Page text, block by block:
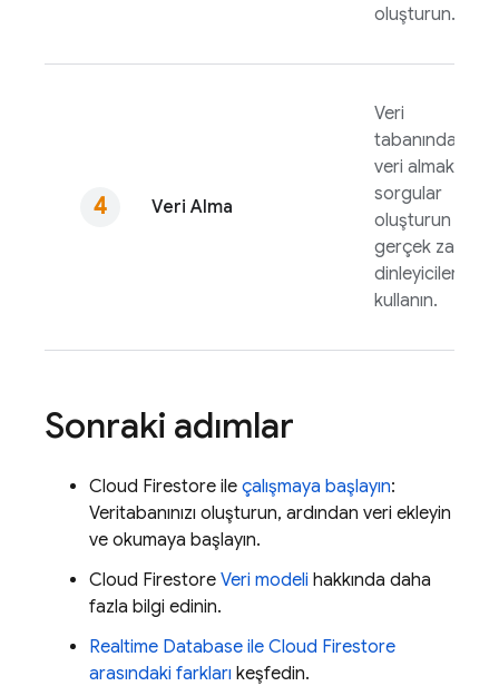
oluşturun.
Veri Alma
Veri
tabanından
veri almak için
sorgular
oluşturun veya
gerçek zamanlı
dinleyicileri
kullanın.
Sonraki adımlar
Cloud Firestore ile çalışmaya başlayın:
Veritabanınızı oluşturun, ardından veri ekleyin
ve okumaya başlayın.
Cloud Firestore Veri modeli hakkında daha
fazla bilgi edinin.
Realtime Database ile Cloud Firestore
arasındaki farkları keşfedin.